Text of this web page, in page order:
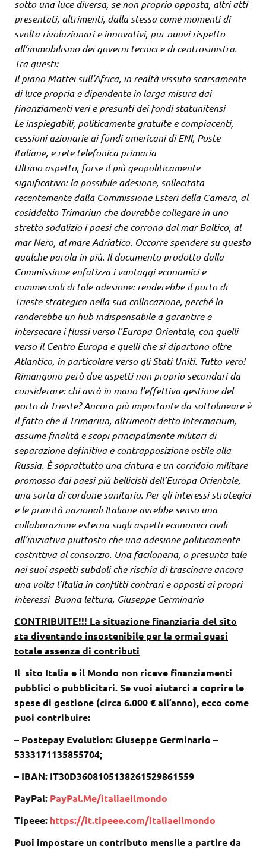
sotto una luce diversa, se non proprio opposta, altri atti
presentati, altrimenti, dalla stessa come momenti di
svolta rivoluzionari e innovativi, pur nuovi rispetto
all’immobilismo dei governi tecnici e di centrosinistra.
Tra questi:
Il piano Mattei sull’Africa, in realtà vissuto scarsamente
di luce propria e dipendente in larga misura dai
finanziamenti veri e presunti dei fondi statunitensi
Le inspiegabili, politicamente gratuite e compiacenti,
cessioni azionarie ai fondi americani di ENI, Poste
Italiane, e rete telefonica primaria
Ultimo aspetto, forse il più geopoliticamente
significativo: la possibile adesione, sollecitata
recentemente dalla Commissione Esteri della Camera, al
cosiddetto Trimariun che dovrebbe collegare in uno
stretto sodalizio i paesi che corrono dal mar Baltico, al
mar Nero, al mare Adriatico. Occorre spendere su questo
qualche parola in più. Il documento prodotto dalla
Commissione enfatizza i vantaggi economici e
commerciali di tale adesione: renderebbe il porto di
Trieste strategico nella sua collocazione, perché lo
renderebbe un hub indispensabile a garantire e
intersecare i flussi verso l’Europa Orientale, con quelli
verso il Centro Europa e quelli che si dipartono oltre
Atlantico, in particolare verso gli Stati Uniti. Tutto vero!
Rimangono però due aspetti non proprio secondari da
considerare: chi avrà in mano l’effettiva gestione del
porto di Trieste? Ancora più importante da sottolineare è
il fatto che il Trimariun, altrimenti detto Intermarium,
assume finalità e scopi principalmente militari di
separazione definitiva e contrapposizione ostile alla
Russia. È soprattutto una cintura e un corridoio militare
promosso dai paesi più bellicisti dell’Europa Orientale,
una sorta di cordone sanitario. Per gli interessi strategici
e le priorità nazionali Italiane avrebbe senso una
collaborazione esterna sugli aspetti economici civili
all’iniziativa piuttosto che una adesione politicamente
costrittiva al consorzio. Una faciloneria, o presunta tale
nei suoi aspetti subdoli che rischia di trascinare ancora
una volta l’Italia in conflitti contrari e opposti ai propri
interessi Buona lettura, Giuseppe Germinario
CONTRIBUITE!!! La situazione finanziaria del sito
sta diventando insostenibile per la ormai quasi
totale assenza di contributi
Il sito Italia e il Mondo non riceve finanziamenti
pubblici o pubblicitari. Se vuoi aiutarci a coprire le
spese di gestione (circa 6.000 € all’anno), ecco come
puoi contribuire:
– Postepay Evolution: Giuseppe Germinario –
5333171135855704;
– IBAN: IT30D3608105138261529861559
PayPal: PayPal.Me/italiaeilmondo
Tipeee: https://it.tipeee.com/italiaeilmondo
Puoi impostare un contributo mensile a partire da